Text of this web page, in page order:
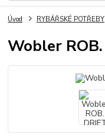
Úvod RYBÁŘSKÉ POTŘEBY
Wobler